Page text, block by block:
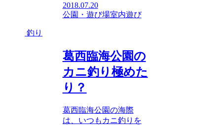
2018.07.20
公園・遊び場室内遊び
釣り
葛西臨海公園の
カニ釣り極めた
り？
葛西臨海公園の海際
は、いつもカニ釣りを